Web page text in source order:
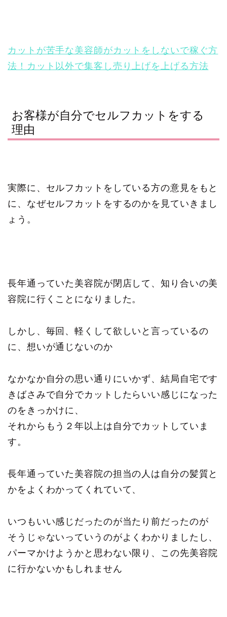
カットが苦手な美容師がカットをしないで稼ぐ方
法！カット以外で集客し売り上げを上げる方法
お客様が自分でセルフカットをする
理由
実際に、セルフカットをしている方の意見をもと
に、なぜセルフカットをするのかを見ていきまし
ょう。
長年通っていた美容院が閉店して、知り合いの美
容院に行くことになりました。
しかし、毎回、軽くして欲しいと言っているの
に、想いが通じないのか
なかなか自分の思い通りにいかず、結局自宅です
きばさみで自分でカットしたらいい感じになった
のをきっかけに、
それからもう２年以上は自分でカットしていま
す。
長年通っていた美容院の担当の人は自分の髪質と
かをよくわかってくれていて、
いつもいい感じだったのが当たり前だったのが
そうじゃないっていうのがよくわかりましたし、
パーマかけようかと思わない限り、この先美容院
に行かないかもしれません